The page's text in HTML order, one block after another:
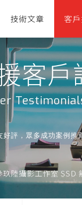
技術文章 客
客戶
好評，眾多成功案例推
玖陸攝影工作室 SSD